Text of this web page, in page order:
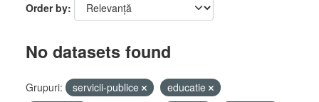
Order by
No datasets found
Grupuri: servicii-publice
educatie